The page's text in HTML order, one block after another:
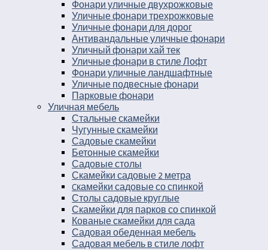
Фонари уличные двухрожковые
Уличные фонари трехрожковые
Уличные фонари для дорог
Антивандальные уличные фонари
Уличный фонари хай тек
Уличные фонари в стиле Лофт
Фонари уличные ландшафтные
Уличные подвесные фонари
Парковые фонари
Уличная мебель
Стальные скамейки
Чугунные скамейки
Садовые скамейки
Бетонные скамейки
Садовые столы
Скамейки садовые 2 метра
Cкамейки садовые со спинкой
Столы садовые круглые
Скамейки для парков со спинкой
Кованые скамейки для сада
Садовая обеденная мебель
Садовая мебель в стиле лофт